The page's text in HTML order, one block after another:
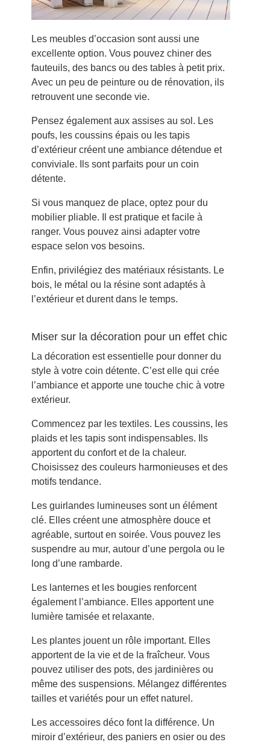
Les meubles d’occasion sont aussi une
excellente option. Vous pouvez chiner des
fauteuils, des bancs ou des tables à petit prix.
Avec un peu de peinture ou de rénovation, ils
retrouvent une seconde vie.
Pensez également aux assises au sol. Les
poufs, les coussins épais ou les tapis
d’extérieur créent une ambiance détendue et
conviviale. Ils sont parfaits pour un coin
détente.
Si vous manquez de place, optez pour du
mobilier pliable. Il est pratique et facile à
ranger. Vous pouvez ainsi adapter votre
espace selon vos besoins.
Enfin, privilégiez des matériaux résistants. Le
bois, le métal ou la résine sont adaptés à
l’extérieur et durent dans le temps.
Miser sur la décoration pour un effet chic
La décoration est essentielle pour donner du
style à votre coin détente. C’est elle qui crée
l’ambiance et apporte une touche chic à votre
extérieur.
Commencez par les textiles. Les coussins, les
plaids et les tapis sont indispensables. Ils
apportent du confort et de la chaleur.
Choisissez des couleurs harmonieuses et des
motifs tendance.
Les guirlandes lumineuses sont un élément
clé. Elles créent une atmosphère douce et
agréable, surtout en soirée. Vous pouvez les
suspendre au mur, autour d’une pergola ou le
long d’une rambarde.
Les lanternes et les bougies renforcent
également l’ambiance. Elles apportent une
lumière tamisée et relaxante.
Les plantes jouent un rôle important. Elles
apportent de la vie et de la fraîcheur. Vous
pouvez utiliser des pots, des jardinières ou
même des suspensions. Mélangez différentes
tailles et variétés pour un effet naturel.
Les accessoires déco font la différence. Un
miroir d’extérieur, des paniers en osier ou des